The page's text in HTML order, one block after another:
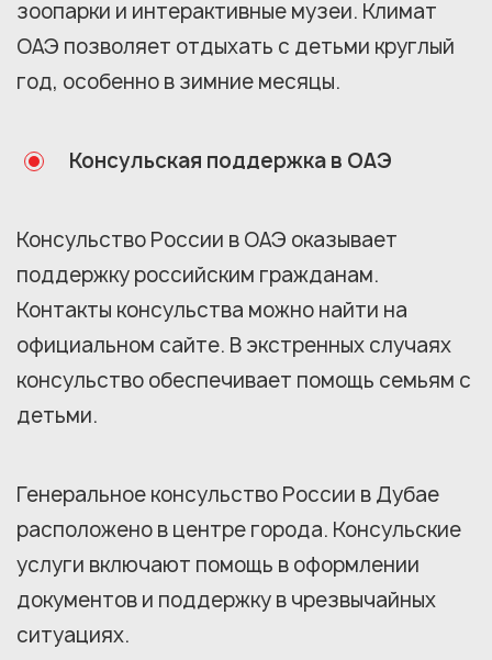
зоопарки и интерактивные музеи. Климат
ОАЭ позволяет отдыхать с детьми круглый
год, особенно в зимние месяцы.
Консульская поддержка в ОАЭ
Консульство России в ОАЭ оказывает
поддержку российским гражданам.
Контакты консульства можно найти на
официальном сайте. В экстренных случаях
консульство обеспечивает помощь семьям с
детьми.
Генеральное консульство России в Дубае
расположено в центре города. Консульские
услуги включают помощь в оформлении
документов и поддержку в чрезвычайных
ситуациях.